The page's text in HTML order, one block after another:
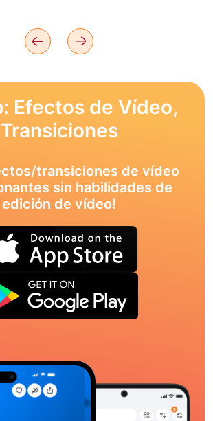
Efectos de Vídeo,
Transiciones
transiciones de vídeo
sin habilidades de
edición de vídeo!